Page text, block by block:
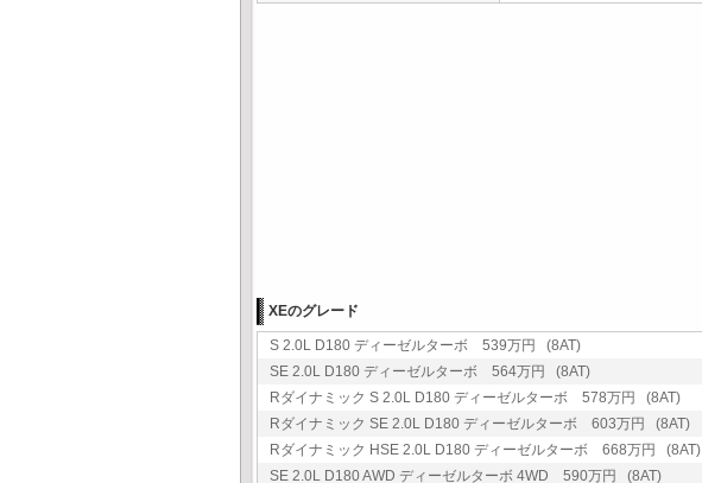
XEのグレード
S 2.0L D180 ディーゼルターボ 539万円 (8AT)
SE 2.0L D180 ディーゼルターボ 564万円 (8AT)
Rダイナミック S 2.0L D180 ディーゼルターボ 578万円 (8AT)
Rダイナミック SE 2.0L D180 ディーゼルターボ 603万円 (8AT)
Rダイナミック HSE 2.0L D180 ディーゼルターボ 668万円 (8AT)
SE 2.0L D180 AWD ディーゼルターボ 4WD 590万円 (8AT)